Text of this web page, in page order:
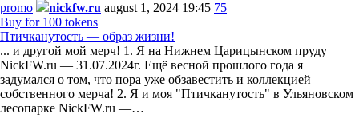
promo nickfw.ru august 1, 2024 19:45 75
Buy for 100 tokens
Птичканутость — образ жизни!
... и другой мой мерч! 1. Я на Нижнем Царицынском пруду
NickFW.ru — 31.07.2024г. Ещё весной прошлого года я
задумался о том, что пора уже обзавестить и коллекцией
собственного мерча! 2. Я и моя "Птичканутость" в Ульяновском
лесопарке NickFW.ru —…